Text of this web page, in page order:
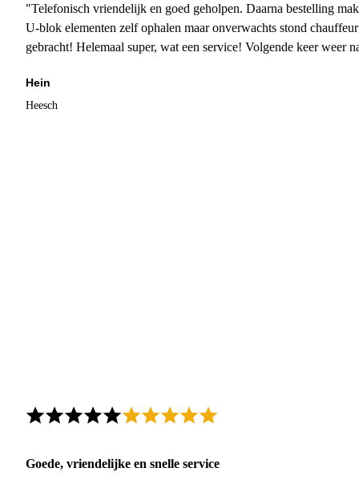
"Telefonisch vriendelijk en goed geholpen. Daarna bestelling
U-blok elementen zelf ophalen maar onverwachts stond
gebracht! Helemaal super, wat een service! Volgende keer weer
Hein
Heesch
Goede, vriendelijke en snelle service